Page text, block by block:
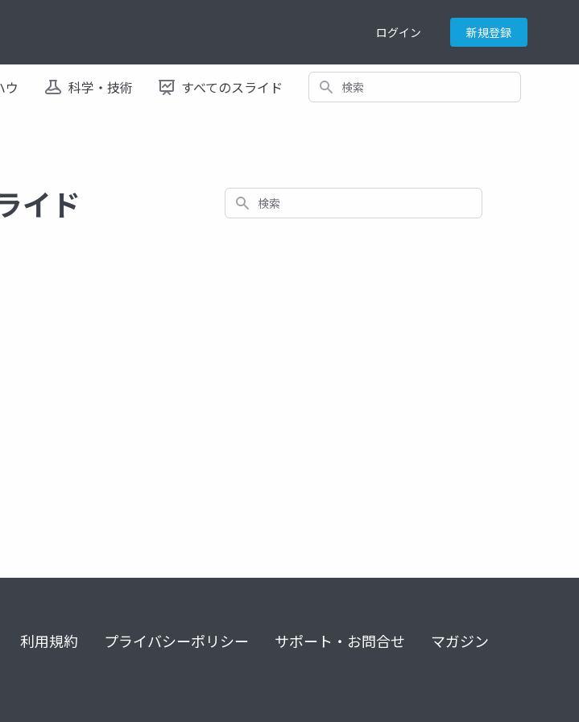
ログイン 新規登録
ウ 科学・技術 すべてのスライド 検索
イド 検索
利用規約 プライバシーポリシー サポート・お問合せ マガジン